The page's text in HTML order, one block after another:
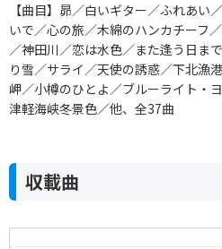
【曲目】昴／白いギター／ふれあい
いで／心の旅／木綿のハンカチーフ
／神田川／恋は水色／また逢う日ま
り雪／サライ／天使の誘惑／下北漁
岬／小樽のひとよ／ブルーライト・
津軽海峡冬景色／他、全37曲
収載曲
ゴンドラの唄